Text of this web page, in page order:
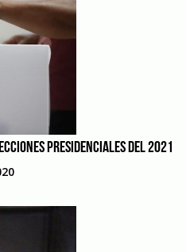
PRESIDENCIALES DEL 2021